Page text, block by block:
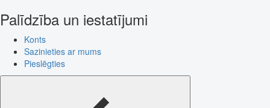
Palīdzība un iestatījumi
Konts
Sazinieties ar mums
Pieslēgties